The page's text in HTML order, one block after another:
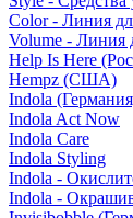
Color - Линия
Volume - Линия
Help Is Here
Hempz (США)
Indola
Indola Act Now
Indola Care
Indola Styling
Indola -
Indola -